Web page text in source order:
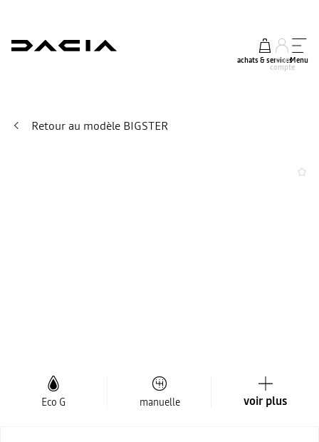
achats & services
mon
compte
Menu
Retour au modèle BIGSTER
Eco G manuelle voir plus